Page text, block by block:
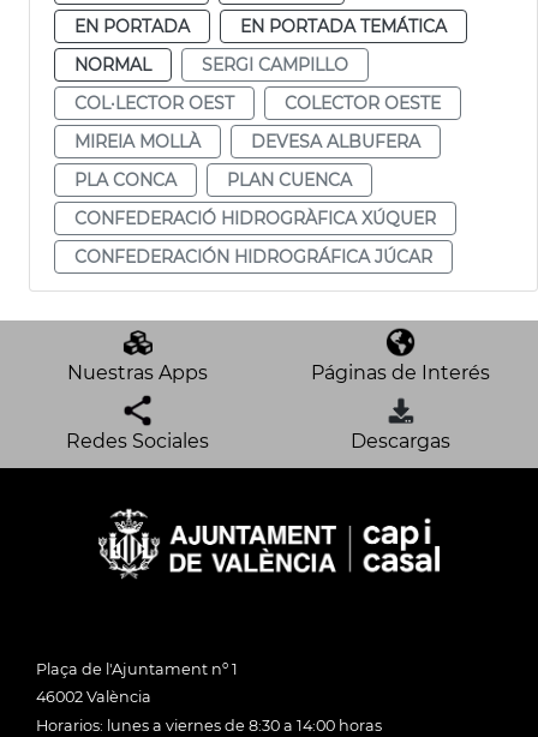
EN PORTADA
EN PORTADA TEMÁTICA
NORMAL
SERGI CAMPILLO
COL·LECTOR OEST
COLECTOR OESTE
MIREIA MOLLÀ
DEVESA ALBUFERA
PLA CONCA
PLAN CUENCA
CONFEDERACIÓ HIDROGRÀFICA XÚQUER
CONFEDERACIÓN HIDROGRÁFICA JÚCAR
Nuestras Apps Páginas de Interés
Redes Sociales Descargas
Plaça de l'Ajuntament nº 1
46002 València
Horarios: lunes a viernes de 8:30 a 14:00 horas